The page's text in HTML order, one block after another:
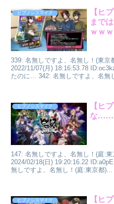
ヒプノシスマイク
【ヒ
まで
ｗｗｗ
339: 名無しですよ、名無し！(東京
2022/11/07(月) 18:16:53.78
たのに… 342: 名無しですよ、名無
ヒプノシスマイク
【ヒ
な
147: 名無しですよ、名無し！(庭:
2024/02/18(日) 19:20:16.22
無しですよ、名無し！(庭:東京都)...
ヒプノシスマイク
【ヒ